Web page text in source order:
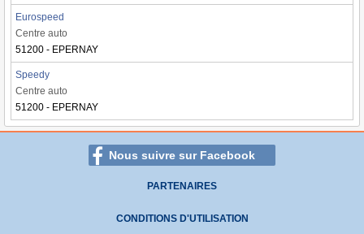
Eurospeed
Centre auto
51200 - EPERNAY
Speedy
Centre auto
51200 - EPERNAY
Nous suivre sur Facebook
PARTENAIRES
CONDITIONS D'UTILISATION